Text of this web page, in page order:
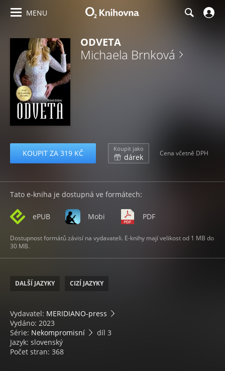
MENU
ODVETA
Michaela Brnková
KOUPIT ZA 319 KČ Koupit jako
dárek Cena včetně DPH
Tato e-kniha je dostupná ve formátech:
ePUB Mobi PDF
Dostupnost formátů závisí na vydavateli. E-knihy mají velikost od 1 MB do
30 MB.
DALŠÍ JAZYKY CIZÍ JAZYKY
Vydavatel: MERIDIANO-press
Vydáno: 2023
Série: Nekompromisní
díl 3
Jazyk: slovenský
Počet stran: 368